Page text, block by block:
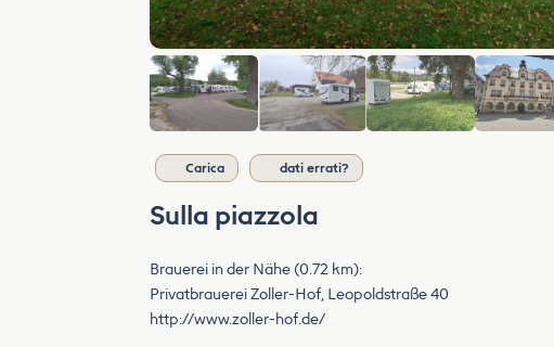
Carica dati errati?
Sulla piazzola
Brauerei in der Nähe (0.72 km):
Privatbrauerei Zoller-Hof, Leopoldstraße 40
http://www.zoller-hof.de/